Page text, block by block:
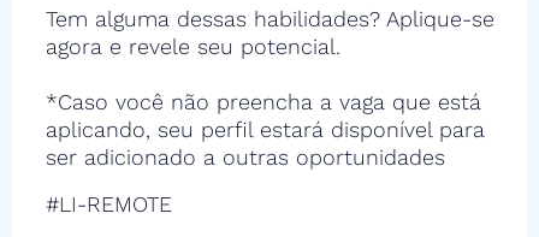
Tem alguma dessas habilidades? Aplique-se
agora e revele seu potencial.
*Caso você não preencha a vaga que está
aplicando, seu perfil estará disponível para
ser adicionado a outras oportunidades
#LI-REMOTE